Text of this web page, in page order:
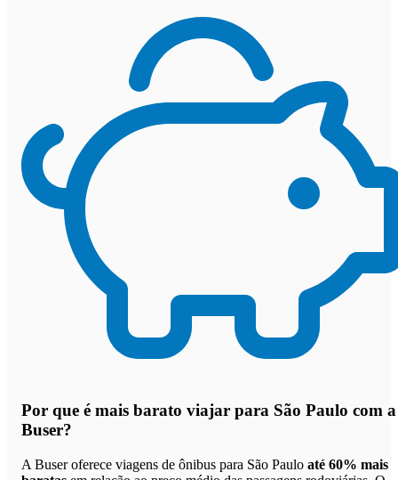
Por que é mais barato viajar para São Paulo com a
Buser?
A Buser oferece viagens de ônibus para São Paulo até 60% mais